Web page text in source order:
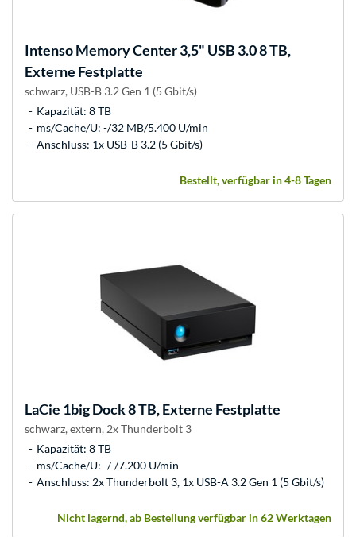
IntensoMemory Center 3,5" USB 3.0 8 TB,
Externe Festplatte
schwarz, USB-B 3.2 Gen 1 (5 Gbit/s)
Kapazität: 8 TB
ms/Cache/U: -/32 MB/5.400 U/min
Anschluss: 1x USB-B 3.2 (5 Gbit/s)
Bestellt, verfügbar in 4-8 Tagen
LaCie 1big Dock 8 TB, Externe Festplatte
schwarz, extern, 2x Thunderbolt 3
Kapazität: 8 TB
ms/Cache/U: -/-/7.200 U/min
Anschluss: 2x Thunderbolt 3, 1x USB-A 3.2 Gen 1 (5 Gbit/s)
Nicht lagernd, ab Bestellung verfügbar in 62 Werktagen